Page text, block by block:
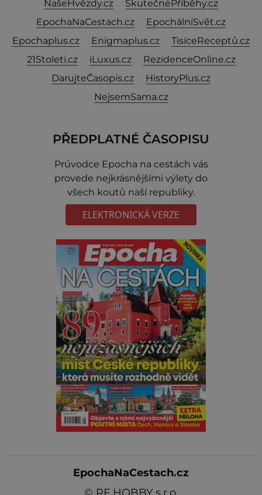
NašeHvězdy.cz
SkutečnéPříběhy.cz
EpochaNaCestach.cz
EpochálníSvět.cz
Epochaplus.cz
Enigmaplus.cz
TisíceReceptů.cz
21Stoleti.cz
iLuxus.cz
RezidenceOnline.cz
DarujteČasopis.cz
HistoryPlus.cz
NejsemSama.cz
PŘEDPLATNÉ ČASOPISU
Prúvodce Epocha na cestách vás
provede nejkrásnějšími výlety do
všech koutů naší republiky.
ELEKTRONICKÁ VERZE
EpochaNaCestach.cz
© RF HOBBY s.r.o.